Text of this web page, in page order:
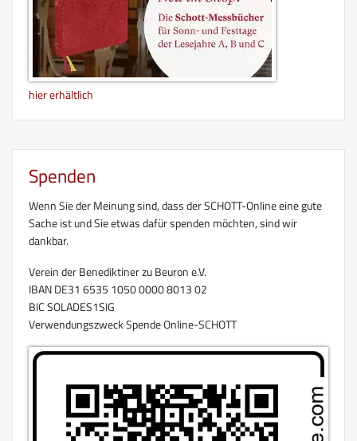
hier erhältlich
Spenden
Wenn Sie der Meinung sind, dass der SCHOTT-Online eine gute
Sache ist und Sie etwas dafür spenden möchten, sind wir
dankbar.
Verein der Benediktiner zu Beuron e.V.
IBAN DE31 6535 1050 0000 8013 02
BIC SOLADES1SIG
Verwendungszweck Spende Online-SCHOTT